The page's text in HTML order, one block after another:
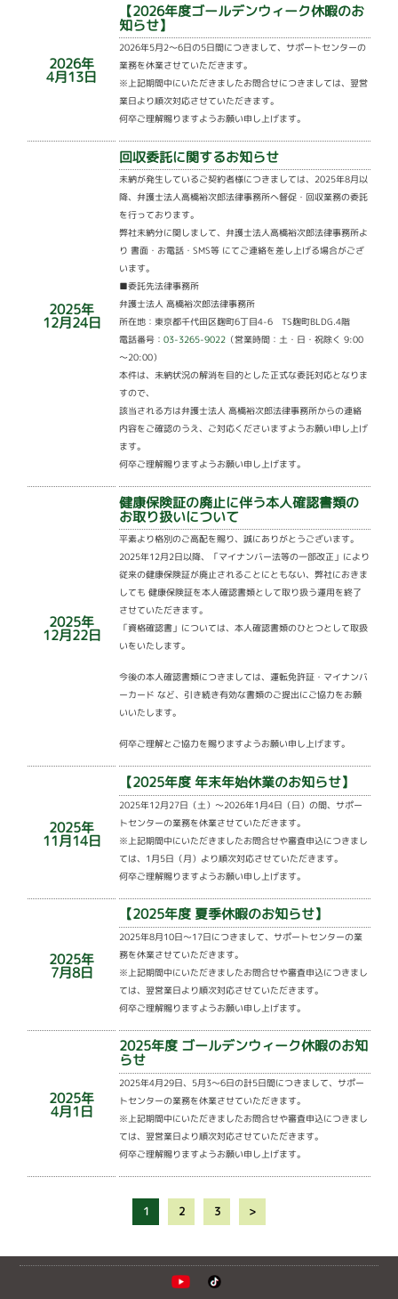
2026年
4月13日
【2026年度ゴールデンウィーク休暇のお
知らせ】
2026年5月2～6日の5日間につきまして、サポートセンターの
業務を休業させていただきます。
※上記期間中にいただきましたお問合せにつきましては、翌営
業日より順次対応させていただきます。
何卒ご理解賜りますようお願い申し上げます。
2025年
12月24日
回収委託に関するお知らせ
未納が発生しているご契約者様につきましては、2025年8月以
降、弁護士法人高橋裕次郎法律事務所へ督促・回収業務の委託
を行っております。
弊社未納分に関しまして、弁護士法人高橋裕次郎法律事務所よ
り 書面・お電話・SMS等 にてご連絡を差し上げる場合がござ
います。
■委託先法律事務所
弁護士法人 高橋裕次郎法律事務所
所在地：東京都千代田区麹町6丁目4-6 TS麹町BLDG.4階
電話番号：03-3265-9022 （営業時間：土・日・祝除く 9:00
～20:00）
本件は、未納状況の解消を目的とした正式な委託対応となりま
すので、
該当される方は弁護士法人 高橋裕次郎法律事務所からの連絡
内容をご確認のうえ、ご対応くださいますようお願い申し上げ
ます。
何卒ご理解賜りますようお願い申し上げます。
2025年
12月22日
健康保険証の廃止に伴う本人確認書類の
お取り扱いについて
平素より格別のご高配を賜り、誠にありがとうございます。
2025年12月2日以降、「マイナンバー法等の一部改正」により
従来の健康保険証が廃止されることにともない、弊社におきま
しても 健康保険証を本人確認書類として取り扱う運用を終了
させていただきます。
「資格確認書」については、本人確認書類のひとつとして取扱
いをいたします。
今後の本人確認書類につきましては、運転免許証・マイナンバ
ーカード など、引き続き有効な書類のご提出にご協力をお願
いいたします。
何卒ご理解とご協力を賜りますようお願い申し上げます。
2025年
11月14日
【2025年度 年末年始休業のお知らせ】
2025年12月27日（土）～2026年1月4日（日）の間、サポー
トセンターの業務を休業させていただきます。
※上記期間中にいただきましたお問合せや審査申込につきまし
ては、1月5日（月）より順次対応させていただきます。
何卒ご理解賜りますようお願い申し上げます。
2025年
7月8日
【2025年度 夏季休暇のお知らせ】
2025年8月10日～17日につきまして、サポートセンターの業
務を休業させていただきます。
※上記期間中にいただきましたお問合せや審査申込につきまし
ては、翌営業日より順次対応させていただきます。
何卒ご理解賜りますようお願い申し上げます。
2025年
4月1日
2025年度 ゴールデンウィーク休暇のお知
らせ
2025年4月29日、5月3～6日の計5日間につきまして、サポー
トセンターの業務を休業させていただきます。
※上記期間中にいただきましたお問合せや審査申込につきまし
ては、翌営業日より順次対応させていただきます。
何卒ご理解賜りますようお願い申し上げます。
1 2 3 >